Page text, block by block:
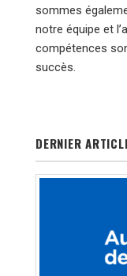
sommes
notre équipe et
compétences
succès.
DERNIER